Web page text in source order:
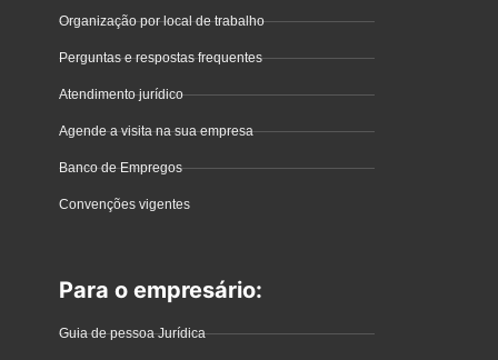
Organização por local de trabalho
Perguntas e respostas frequentes
Atendimento jurídico
Agende a visita na sua empresa
Banco de Empregos
Convenções vigentes
Para o empresário:
Guia de pessoa Jurídica